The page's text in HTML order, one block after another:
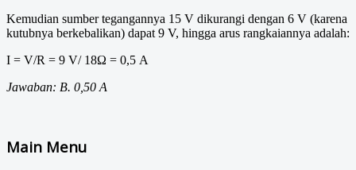
Kemudian sumber tegangannya 15 V dikurangi dengan 6 V (karena
kutubnya berkebalikan) dapat 9 V, hingga arus rangkaiannya adalah:
I = V/R = 9 V/ 18Ω = 0,5 A
Jawaban: B. 0,50 A
Main Menu